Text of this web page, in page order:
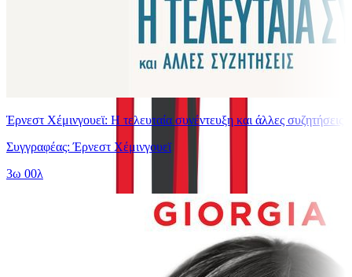
Έρνεστ Χέμινγουεϊ: Η τελευταία συνέντευξη και άλλες συζητήσεις
Συγγραφέας: Έρνεστ Χέμινγουεϊ
3ω 00λ